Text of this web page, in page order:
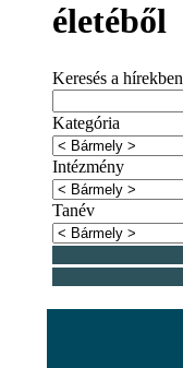
életéből
Keresés a hírekben
Kategória
Intézmény
Tanév